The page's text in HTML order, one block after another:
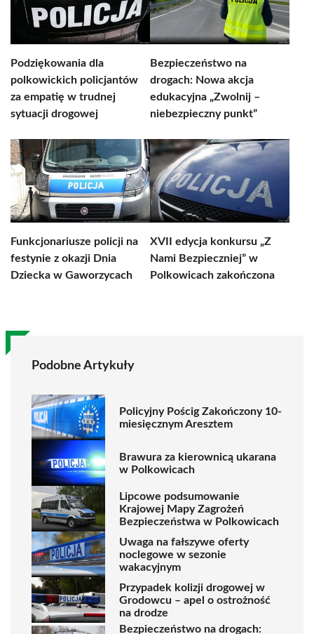
Podziękowania dla
polkowickich policjantów
za empatię w trudnej
sytuacji drogowej
Bezpieczeństwo na
drogach: Nowa akcja
edukacyjna „Zwolnij –
niebezpieczny punkt”
Funkcjonariusze policji na
festynie z okazji Dnia
Dziecka w Gaworzycach
XVII edycja konkursu „Z
Nami Bezpieczniej” w
Polkowicach zakończona
Podobne Artykuły
Policyjny Pościg Zakończony 10-
miesięcznym Aresztem
Brawura za kierownicą ukarana
w Polkowicach
Lipcowe podsumowanie
Krajowej Mapy Zagrożeń
Bezpieczeństwa w Polkowicach
Uwaga na fałszywe oferty
noclegowe w sezonie
wakacyjnym
Przypadek kolizji drogowej w
Grodowcu – apel o ostrożność
na drodze
Bezpieczeństwo na drogach: